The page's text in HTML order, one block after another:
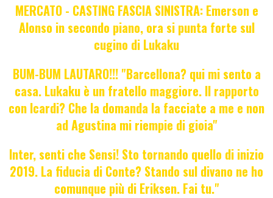
MERCATO - CASTING FASCIA SINISTRA: Emerson e
Alonso in secondo piano, ora si punta forte sul
cugino di Lukaku
BUM-BUM LAUTARO!!! "Barcellona? qui mi sento a
casa. Lukaku è un fratello maggiore. Il rapporto
con Icardi? Che la domanda la facciate a me e non
ad Agustina mi riempie di gioia"
Inter, senti che Sensi! Sto tornando quello di inizio
2019. La fiducia di Conte? Stando sul divano ne ho
comunque più di Eriksen. Fai tu."